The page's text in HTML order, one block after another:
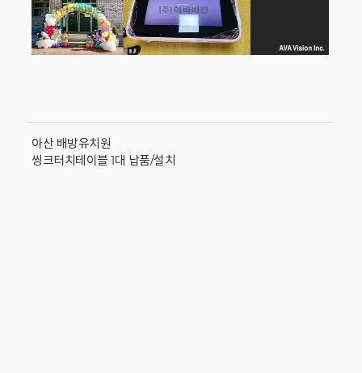
아산 배방유치원
씽크터치테이블 1대 납품/설치